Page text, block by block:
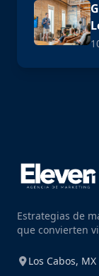
Estrategias de
que convierten
Los Cabos,